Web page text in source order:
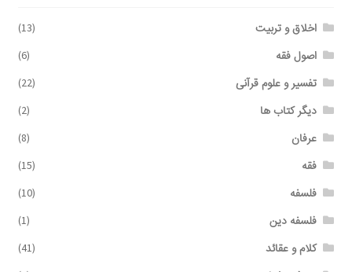
اخلاق و تربیت (13)
اصول فقه (6)
تفسیر و علوم قرآنی (22)
دیگر کتاب ها (2)
عرفان (8)
فقه (15)
فلسفه (10)
فلسفه دین (1)
کلام و عقائد (41)